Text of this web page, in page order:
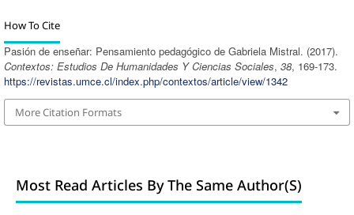
How To Cite
Pasión de enseñar: Pensamiento pedagógico de Gabriela Mistral. (2017).
Contextos: Estudios De Humanidades Y Ciencias Sociales, 38, 169-173.
https://revistas.umce.cl/index.php/contextos/article/view/1342
More Citation Formats
Most Read Articles By The Same Author(s)